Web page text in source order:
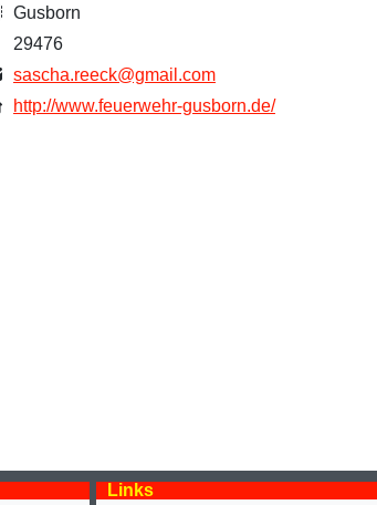
Adresse:
Gusborn
29476
E-Mail:
sascha.reeck@gmail.com
Website:
http://www.feuerwehr-gusborn.de/
Links